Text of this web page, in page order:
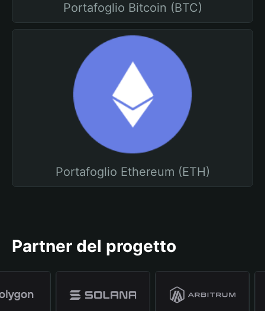
Portafoglio Bitcoin (BTC)
Portafoglio Ethereum (ETH)
Partner del progetto